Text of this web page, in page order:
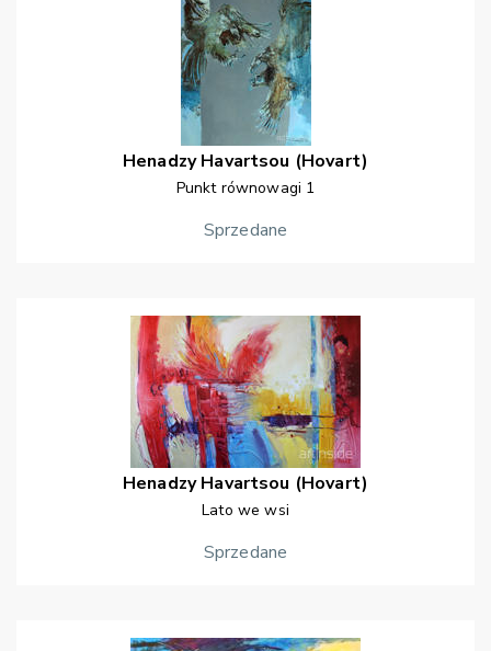
Henadzy Havartsou (Hovart)
Punkt równowagi 1
Sprzedane
Henadzy Havartsou (Hovart)
Lato we wsi
Sprzedane